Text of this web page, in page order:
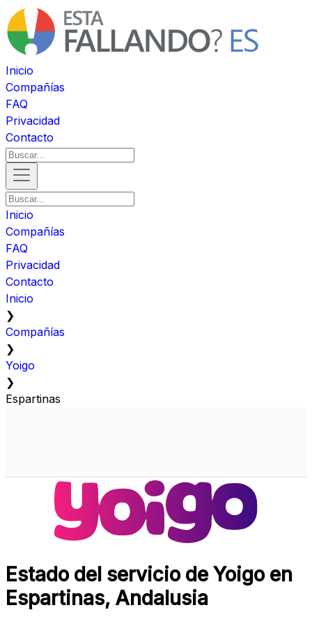
Inicio
Compañías
FAQ
Privacidad
Contacto
Inicio
Compañías
FAQ
Privacidad
Contacto
Inicio
❯
Compañías
❯
Yoigo
❯
Espartinas
Estado del servicio de Yoigo en
Espartinas, Andalusia